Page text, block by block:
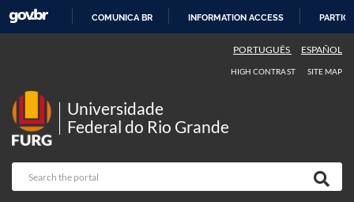
COMUNICA BR INFORMATION ACCESS
PORTUGUÊS ESPAÑOL
HIGH CONTRAST SITE MAP
Universidade
Federal do Rio Grande